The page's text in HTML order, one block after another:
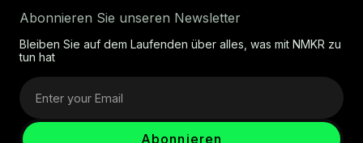
Abonnieren Sie unseren Newsletter
Bleiben Sie auf dem Laufenden über alles, was mit NMKR zu
tun hat